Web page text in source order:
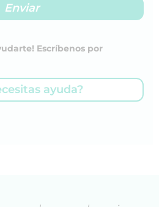
Escríbenos por
ayuda?